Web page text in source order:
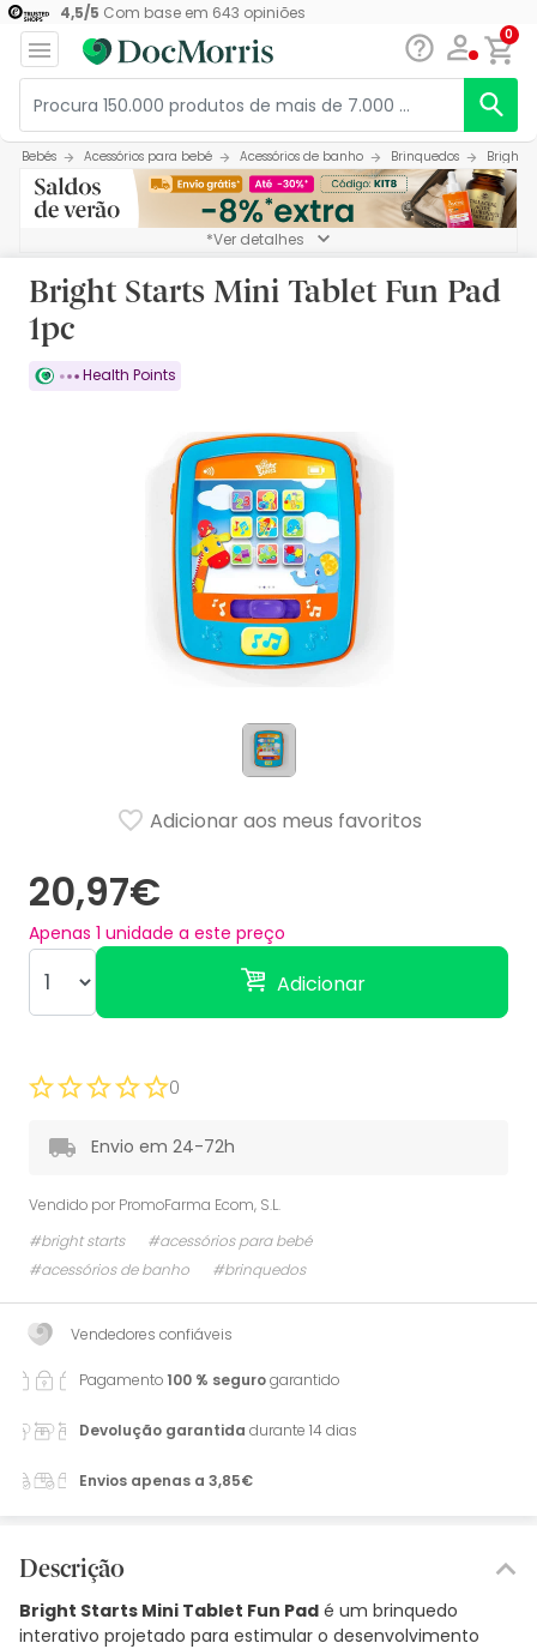
4,5/5 Com base em 643 opiniões
0
Bebés Acessórios para bebé Acessórios de banho Brinquedos Bright
*Ver detalhes
Bright Starts Mini Tablet Fun Pad
1pc
Health Points
20,97€
Apenas 1 unidade a este preço
Adicionar
Adicionar aos meus favoritos
0
Envio em 24-72h
Vendido por PromoFarma Ecom, S.L.
#bright starts
#acessórios para bebé
#acessórios de banho
#brinquedos
Vendedores confiáveis
Pagamento100 % segurogarantido
Devolução garantida durante 14 dias
Envios apenas a 3,85€
Descrição
Bright Starts Mini Tablet Fun Pad é um brinquedo
interativo projetado para estimular o desenvolvimento